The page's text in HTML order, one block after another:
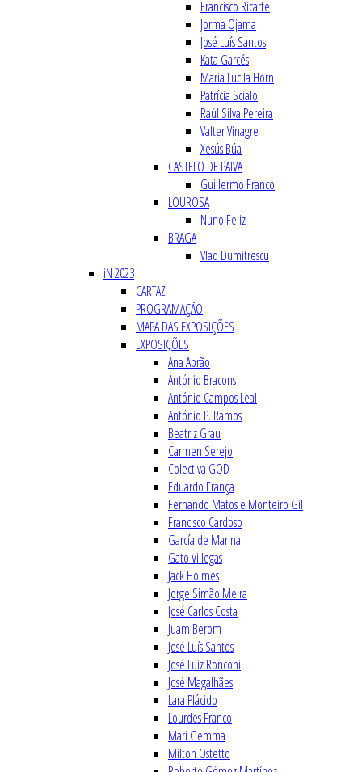
Francisco Ricarte
Jorma Ojama
José Luís Santos
Kata Garcés
Maria Lucila Horn
Patrícia Scialo
Raúl Silva Pereira
Valter Vinagre
Xesús Búa
CASTELO DE PAIVA
Guillermo Franco
LOUROSA
Nuno Feliz
BRAGA
Vlad Dumitrescu
iN 2023
CARTAZ
PROGRAMAÇÃO
MAPA DAS EXPOSIÇÕES
EXPOSIÇÕES
Ana Abrão
António Bracons
António Campos Leal
António P. Ramos
Beatriz Grau
Carmen Serejo
Colectiva GOD
Eduardo França
Fernando Matos e Monteiro Gil
Francisco Cardoso
García de Marina
Gato Villegas
Jack Holmes
Jorge Simão Meira
José Carlos Costa
Juam Berom
José Luís Santos
José Luiz Ronconi
José Magalhães
Lara Plácido
Lourdes Franco
Mari Gemma
Milton Ostetto